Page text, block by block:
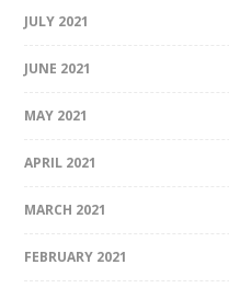
JULY 2021
JUNE 2021
MAY 2021
APRIL 2021
MARCH 2021
FEBRUARY 2021